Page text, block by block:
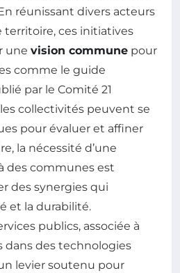
réunissant divers acteurs
ces initiatives
une vision commune pour
comme le guide
par le Comité 21
collectivités peuvent se
pour évaluer et affiner
la nécessité d’une
des communes est
des synergies qui
et la durabilité.
publics, associée à
dans des technologies
levier soutenu pour